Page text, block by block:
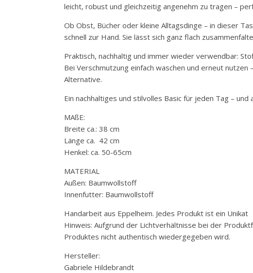
leicht, robust und gleichzeitig angenehm zu tragen –
Ob Obst, Bücher oder kleine Alltagsdinge – in dieser
schnell zur Hand. Sie lässt sich ganz flach
Praktisch, nachhaltig und immer wieder verwendbar:
Bei Verschmutzung einfach waschen und erneut
Alternative.
Ein nachhaltiges und stilvolles Basic für jeden Tag –
MAßE:
Breite ca.: 38 cm
Länge ca. 42 cm
Henkel: ca. 50-65cm
MATERIAL
Außen: Baumwollstoff
Innenfutter: Baumwollstoff
Handarbeit aus Eppelheim. Jedes Produkt ist ein Unikat
Hinweis: Aufgrund der Lichtverhältnisse bei der
Produktes nicht authentisch wiedergegeben wird.
Hersteller:
Gabriele Hildebrandt